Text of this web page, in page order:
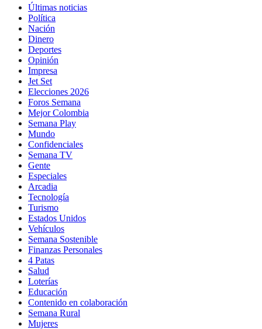
Últimas noticias
Política
Nación
Dinero
Deportes
Opinión
Impresa
Jet Set
Elecciones 2026
Foros Semana
Mejor Colombia
Semana Play
Mundo
Confidenciales
Semana TV
Gente
Especiales
Arcadia
Tecnología
Turismo
Estados Unidos
Vehículos
Semana Sostenible
Finanzas Personales
4 Patas
Salud
Loterías
Educación
Contenido en colaboración
Semana Rural
Mujeres